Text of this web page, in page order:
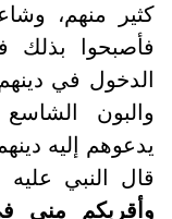
كثير منهم،
فأصبحوا بذلك
الدخول في
والبون
يدعوهم إليه
قال النبي عليه
وأقربكم مني